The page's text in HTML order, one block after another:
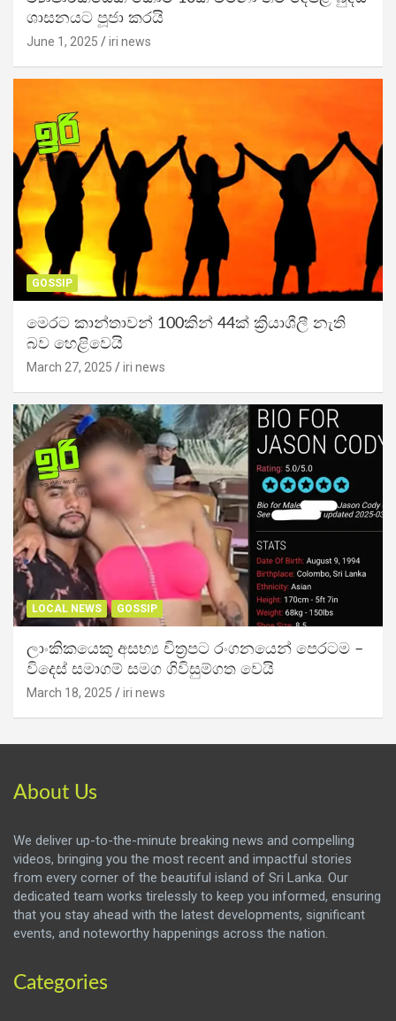
ශාසනයට පූජා කරයි
June 1, 2025 iri news
GOSSIP
මෙරට කාන්තාවන් 100කින් 44ක් ක්‍රියාශීලී නැති
බව හෙළිවෙයි
March 27, 2025 iri news
LOCAL NEWS GOSSIP
ලාංකිකයෙකු අසභ්‍ය චිත්‍රපට රංගනයෙන් පෙරටම –
විදෙස් සමාගම් සමග ගිවිසුම්ගත වෙයි
March 18, 2025 iri news
About Us
We deliver up-to-the-minute breaking news and compelling
videos, bringing you the most recent and impactful stories
from every corner of the beautiful island of Sri Lanka. Our
dedicated team works tirelessly to keep you informed, ensuring
that you stay ahead with the latest developments, significant
events, and noteworthy happenings across the nation.
Categories